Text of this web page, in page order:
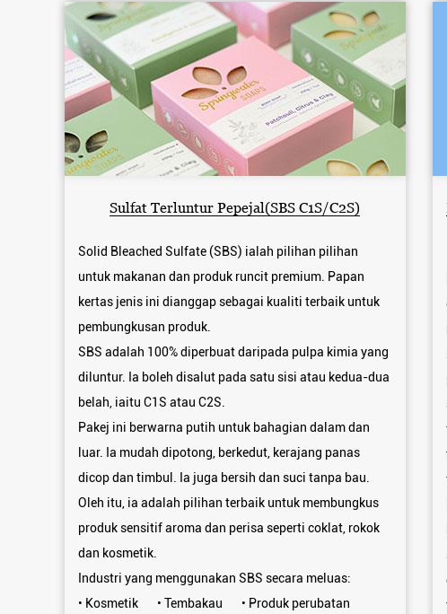
Sulfat Terluntur Pepejal(SBS C1S/C2S)
Solid Bleached Sulfate (SBS) ialah pilihan pilihan
untuk makanan dan produk runcit premium. Papan
kertas jenis ini dianggap sebagai kualiti terbaik untuk
pembungkusan produk.
SBS adalah 100% diperbuat daripada pulpa kimia yang
diluntur. Ia boleh disalut pada satu sisi atau kedua-dua
belah, iaitu C1S atau C2S.
Pakej ini berwarna putih untuk bahagian dalam dan
luar. Ia mudah dipotong, berkedut, kerajang panas
dicop dan timbul. Ia juga bersih dan suci tanpa bau.
Oleh itu, ia adalah pilihan terbaik untuk membungkus
produk sensitif aroma dan perisa seperti coklat, rokok
dan kosmetik.
Industri yang menggunakan SBS secara meluas:
• Kosmetik • Tembakau • Produk perubatan